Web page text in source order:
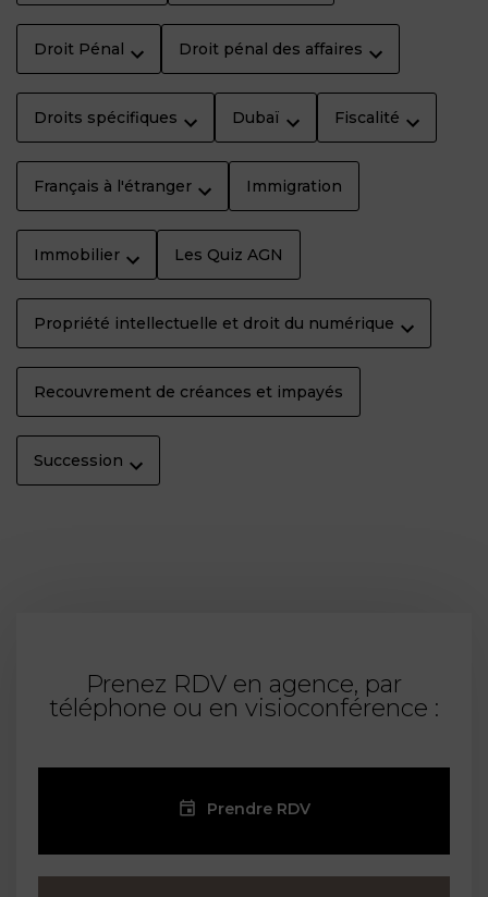
Droit Pénal Droit pénal des affaires
Droits spécifiques Dubaï Fiscalité
Français à l'étranger Immigration
Immobilier Les Quiz AGN
Propriété intellectuelle et droit du numérique
Recouvrement de créances et impayés
Succession
Prenez RDV en agence, par
téléphone ou en visioconférence :
Prendre RDV